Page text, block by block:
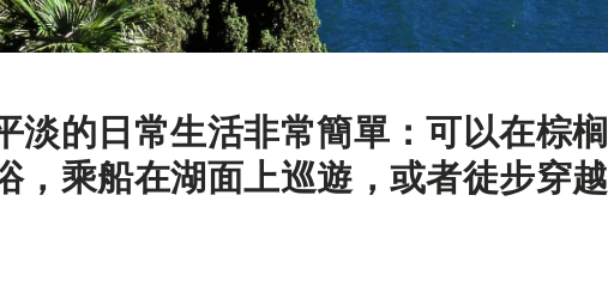
淡的日常生活非常簡單：可以在棕榈
，乘船在湖面上巡遊，或者徒步穿越